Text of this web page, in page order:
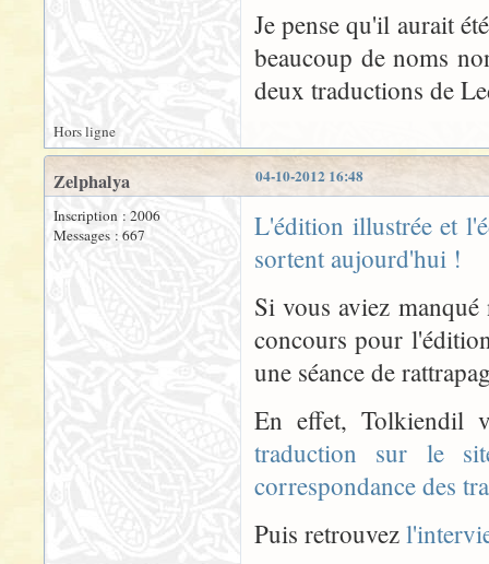
Je pense qu'il aurait
beaucoup de noms
deux traductions de
Hors ligne
04-10-2012 16:48
Zelphalya
Inscription : 2006
Messages : 667
L'édition illustrée et
sortent aujourd'hui !
Si vous aviez
concours pour
une séance de
En effet, Tolkiendil
traduction sur le
correspondance des
Puis retrouvez